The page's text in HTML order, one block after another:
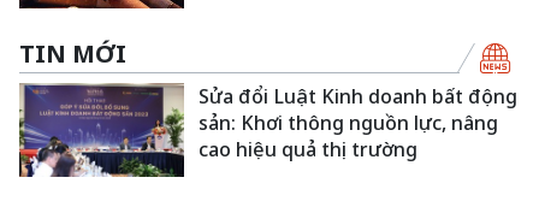
TIN MỚI
Sửa đổi Luật Kinh doanh bất động
sản: Khơi thông nguồn lực, nâng
cao hiệu quả thị trường